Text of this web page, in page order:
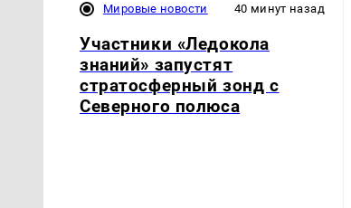
Мировые новости 40 минут назад
Участники «Ледокола
знаний» запустят
стратосферный зонд с
Северного полюса